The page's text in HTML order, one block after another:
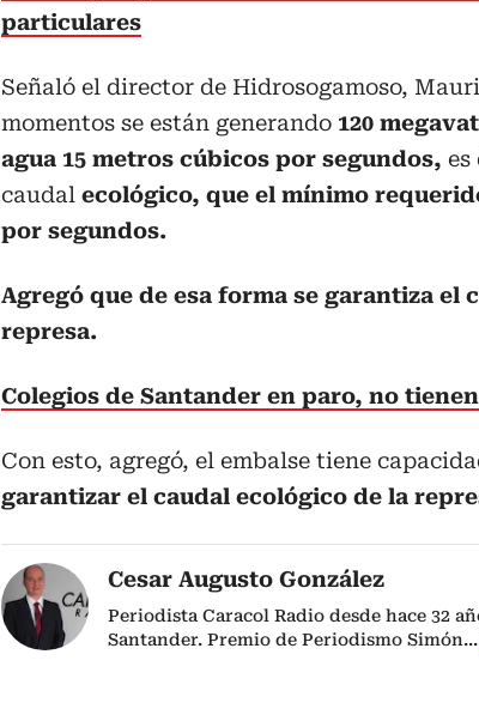
particulares
Señaló el director de Hidrosogamoso,
momentos se están generando 120
agua 15 metros cúbicos por segundos, es
caudal ecológico, que el mínimo
por segundos.
Agregó que de esa forma se garantiza el
represa.
Colegios de Santander en paro, no
Con esto, agregó, el embalse tiene
garantizar el caudal ecológico de la
Cesar Augusto González
Periodista Caracol Radio desde hace 32
Santander. Premio de Periodismo Simón...